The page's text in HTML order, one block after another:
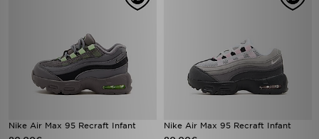
Nike Air Max 95 Recraft Infant Nike Air Max 95 Recraft Infant